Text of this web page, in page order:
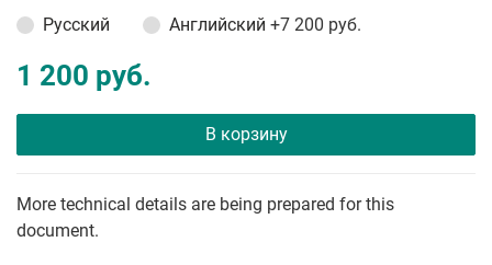
Русский
Английский +7 200 руб.
1 200 руб.
В корзину
More technical details are being prepared for this
document.